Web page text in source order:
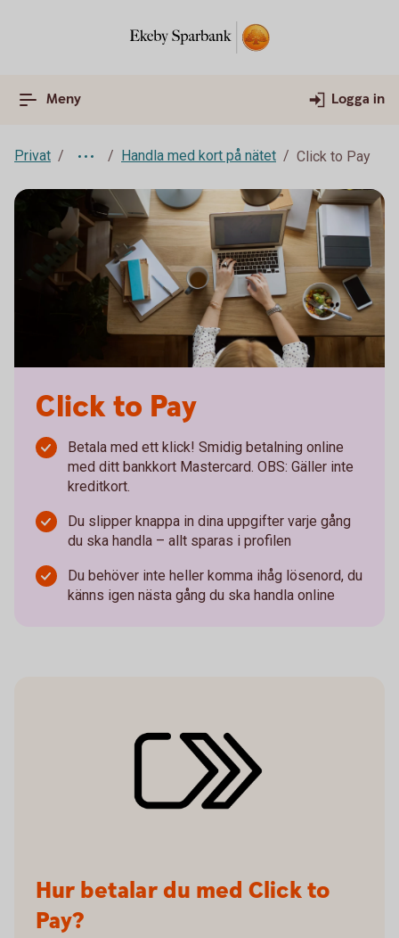
Meny Logga in
Privat Handla med kort på nätet Click to Pay
Click to Pay
Betala med ett klick! Smidig betalning online
med ditt bankkort Mastercard. OBS: Gäller inte
kreditkort.
Du slipper knappa in dina uppgifter varje gång
du ska handla – allt sparas i profilen
Du behöver inte heller komma ihåg lösenord, du
känns igen nästa gång du ska handla online
Hur betalar du med Click to
Pay?